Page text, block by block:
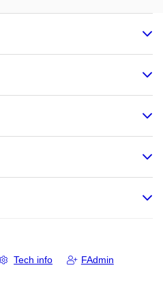
Tech info FAdmin